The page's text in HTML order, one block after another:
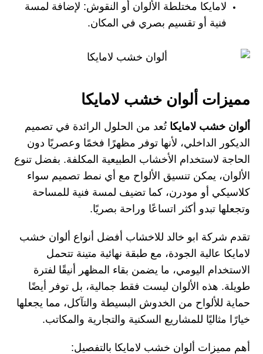
لامايكا مختلطة الألوان أو النقوش: لإضافة لمسة
فنية أو تقسيم بصري في المكان.
مميزات ألوان خشب لامايكا
ألوان خشب لامايكا تُعد من الحلول الرائدة في تصميم
الديكور الداخلي، لأنها توفر مظهرًا فخمًا وعصريًا دون
الحاجة لاستخدام الأخشاب الطبيعية المكلفة. بفضل تنوع
الألوان، يمكن تنسيق الألواح مع أي نمط تصميم سواء
كلاسيكي أو مودرن، كما تضيف لمسة فنية للمساحة
وتجعلها تبدو أكثر اتساعًا وراحة بصريًا.
تقدم شركة ابو خالد للاخشاب أفضل أنواع ألوان خشب
لامايكا عالية الجودة، مع طبقة نهائية متينة تتحمل
الاستخدام اليومي، ما يضمن بقاء المظهر أنيقًا لفترة
طويلة. هذه الألوان ليست فقط جمالية، بل توفر أيضًا
حماية للألواح من الخدوش البسيطة والتآكل، مما يجعلها
خيارًا مثاليًا للمشاريع السكنية والتجارية والمكاتب.
أهم مميزات ألوان خشب لامايكا بالتفصيل: